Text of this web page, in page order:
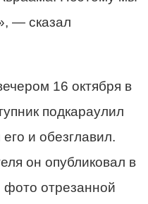
— сказал
16 октября в
подкараулил
и обезглавил.
он опубликовал в
фото отрезанной